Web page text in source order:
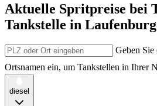
Aktuelle Spritpreise bei
Tankstelle in Laufenburg
Geben Sie
Ortsnamen ein, um Tankstellen in Ihrer
diesel